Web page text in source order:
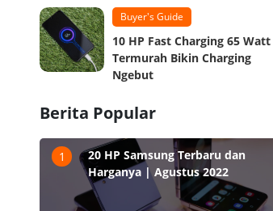
Buyer's Guide
10 HP Fast Charging 65 Watt
Termurah Bikin Charging
Ngebut
Berita Popular
1
20 HP Samsung Terbaru dan
Harganya | Agustus 2022